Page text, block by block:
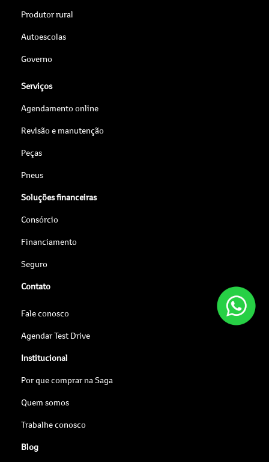
Produtor rural
Autoescolas
Governo
Serviços
Agendamento online
Revisão e manutenção
Peças
Pneus
Soluções financeiras
Consórcio
Financiamento
Seguro
Contato
Fale conosco
Agendar Test Drive
Institucional
Por que comprar na Saga
Quem somos
Trabalhe conosco
Blog